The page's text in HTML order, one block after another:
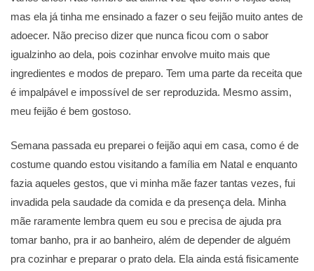
mas ela já tinha me ensinado a fazer o seu feijão muito antes de
adoecer. Não preciso dizer que nunca ficou com o sabor
igualzinho ao dela, pois cozinhar envolve muito mais que
ingredientes e modos de preparo. Tem uma parte da receita que
é impalpável e impossível de ser reproduzida. Mesmo assim,
meu feijão é bem gostoso.
Semana passada eu preparei o feijão aqui em casa, como é de
costume quando estou visitando a família em Natal e enquanto
fazia aqueles gestos, que vi minha mãe fazer tantas vezes, fui
invadida pela saudade da comida e da presença dela. Minha
mãe raramente lembra quem eu sou e precisa de ajuda pra
tomar banho, pra ir ao banheiro, além de depender de alguém
pra cozinhar e preparar o prato dela. Ela ainda está fisicamente